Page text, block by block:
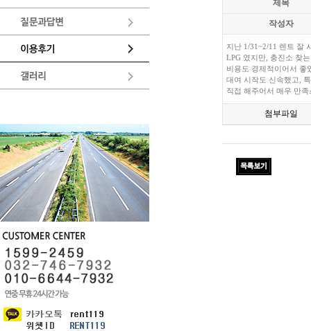
제목
작성자
지난 1/31~2/11 렌트 잘
LPG 였지만, 충진소 찾
비용도 경제적이어서 좋
대여 시작도 신속했고,
직접 해주어서 매우 만
첨부파일